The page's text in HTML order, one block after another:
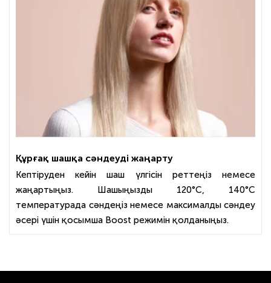
Құрғақ шашқа сәндеуді жаңарту
Кептіруден кейін шаш үлгісін реттеңіз немесе
жаңартыңыз. Шашыңызды 120°C, 140°C
температурада сәндеңіз немесе максималды сәндеу
әсері үшін қосымша Boost режимін қолданыңыз.